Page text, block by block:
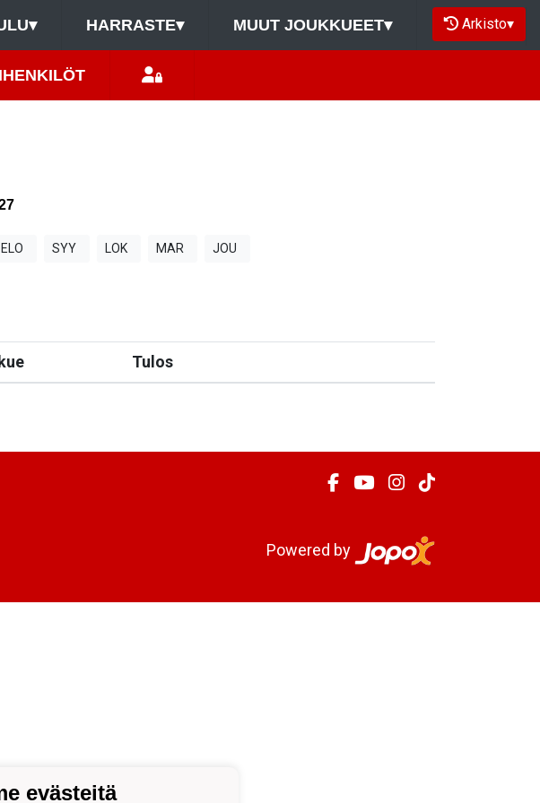
▾ HARRASTE▾ MUUT JOUKKUEET▾ Arkisto▾
ELO SYY LOK MAR JOU
Tulos
Powered by
evästeitä